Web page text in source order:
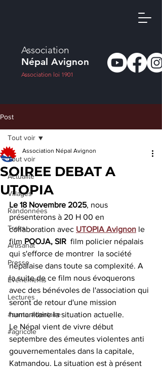
Association
Népal Avignon
Association loi 1901
Post
Tout voir
Actualité
Villages
Randonnées
Treks
Artisanat
Presse
Evénements
Lectures
#sante #dentaire
#agricole
Tout voir
SOIREE DEBAT A
UTOPIA
Association Népal Avignon
Le 18 Novembre 2025, nous
présenterons à 20 H 00 en
collaboration avec UTOPIA Avignon le
film POOJA, SIR film policier népalais
qui s'efforce de montrer  la société
népalaise dans toute sa complexité. A
la suite de ce film nous évoquerons
avec des bénévoles de l'association qui
seront de retour d'une mission
humanitaire la situation actuelle.
Le Népal vient de vivre début
septembre des émeutes violentes anti
gouvernementales dans la capitale,
Katmandou. La situation est à présent